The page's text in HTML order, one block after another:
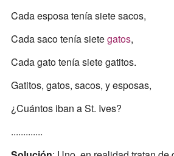
Cada esposa tenía siete sacos,
Cada saco tenía sietegatos,
Cada gato tenía siete gatitos.
Gatitos, gatos, sacos, y esposas,
¿Cuántos iban a St. Ives?
.............